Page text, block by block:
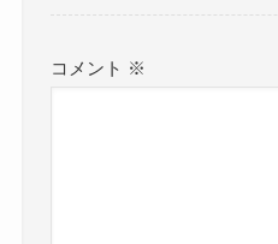
コメント ※